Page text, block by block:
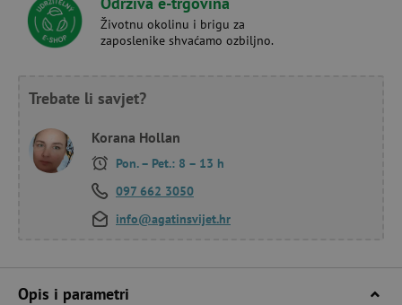
Životnu okolinu i brigu za
zaposlenike shvaćamo ozbiljno.
Trebate li savjet?
Korana Hollan
Pon. – Pet.: 8 – 13 h
097 662 3050
info@agatinsvijet.hr
Opis i parametri